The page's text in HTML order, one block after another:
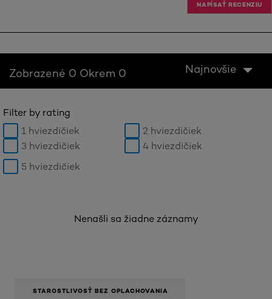
NAPÍSAŤ RECENZIU
Zobrazené 0 Okrem 0 Najnovšie
Filter by rating
1 hviezdičiek
2 hviezdičiek
3 hviezdičiek
4 hviezdičiek
5 hviezdičiek
Nenašli sa žiadne záznamy
STAROSTLIVOSŤ BEZ OPLACHOVANIA